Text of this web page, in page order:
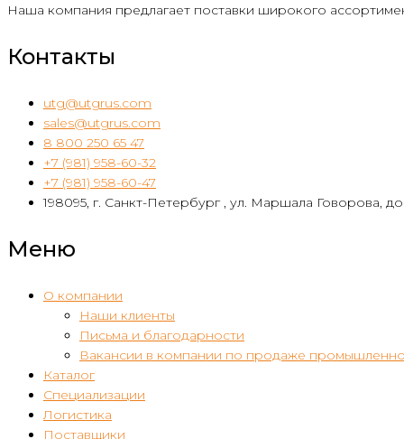
Наша компания предлагает поставки широкого
Контакты
utg@utgrus.com
sales@utgrus.com
8 800 250 65 47
+7 (981) 958-60-32
+7 (981) 958-60-47
198095, г. Санкт-Петербург , ул. Маршала Говорова,
Меню
О компании
Наши клиенты
Письма и благодарности
Вакансии в компании по продаже
Каталог
Специализации
Логистика
Поставщики